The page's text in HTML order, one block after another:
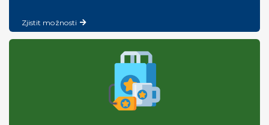
Zjistit možnosti